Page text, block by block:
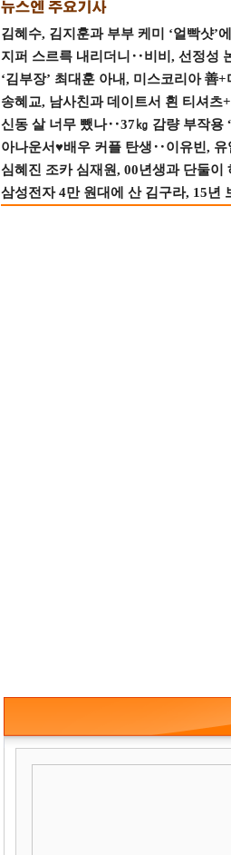
김혜수, 김지훈과 부부 케미 ‘얼빡샷’
지퍼 스르륵 내리더니‥비비, 선정성
‘김부장’ 최대훈 아내, 미스코리아 善
송혜교, 남사친과 데이트서 흰 티셔
신동 살 너무 뺐나‥37㎏ 감량 부작용
아나운서♥배우 커플 탄생‥이유빈, 유
심혜진 조카 심재원, 00년생과 단둘
삼성전자 4만 원대에 산 김구라, 15년